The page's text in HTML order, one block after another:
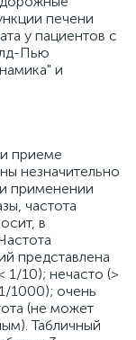
печени
у пациентов с
Пью
и
приеме
незначительно
применении
частота
в
представлена
10); нечасто (>
1000); очень
(не может
Табличный